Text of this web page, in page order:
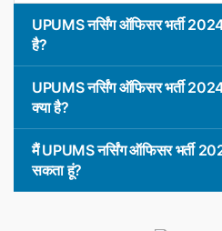
UPUMS नर्सिंग ऑफिसर भर्ती
है?
UPUMS नर्सिंग ऑफिसर भर्ती
क्या है?
मैं UPUMS नर्सिंग ऑफिसर भर्ती
सकता हूं?